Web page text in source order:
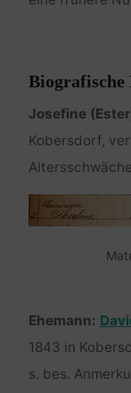
Biografische
Josefine
Kobersdorf,
Ehemann:
1843 in
s. bes.